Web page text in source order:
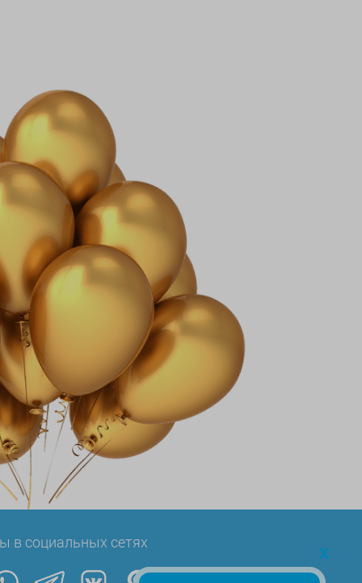
в социальных сетях x